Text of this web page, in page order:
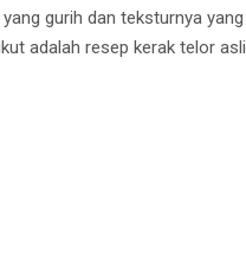
gurih dan teksturnya yang
adalah resep kerak telor asli